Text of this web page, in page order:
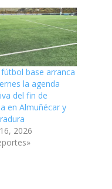
base arranca
la agenda
del fin de
en Almuñécar y
2026